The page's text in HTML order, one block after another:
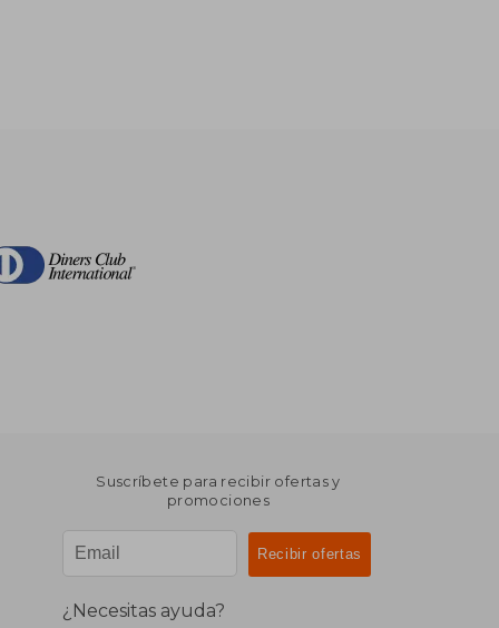
Suscríbete para recibir ofertas y
promociones
¿Necesitas ayuda?